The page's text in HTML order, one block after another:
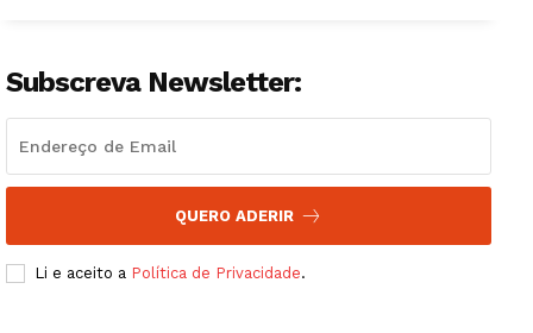
Subscreva Newsletter:
QUERO ADERIR
Li e aceito a Política de Privacidade.